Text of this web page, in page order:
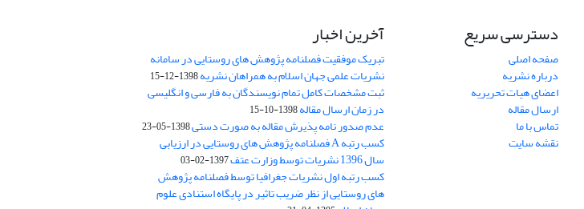
دسترسی سریع
صفحه اصلی
درباره نشریه
اعضای هیات تحریریه
ارسال مقاله
تماس با ما
نقشه سایت
آخرین اخبار
تبریک موفقیت فصلنامه پژوهش های روستایی در سامانه
نشریات علمی جهان اسلام به همراهان نشریه1398-12-15
ثبت مشخصات کامل تمام نویسندگان به فارسی و انگلیسی
در زمان ارسال مقاله1398-10-15
عدم صدور نامه پذیرش مقاله به صورت دستی1398-05-23
کسب رتبه A فصلنامه پژوهش های روستایی در ارزیابی
سال 1396 نشریات توسط وزارت عتف 1397-02-03
کسب رتبه اول نشریات جغرافیا توسط فصلنامه پژوهش
های روستایی از نظر ضریب تاثیر در پایگاه استنادی علوم